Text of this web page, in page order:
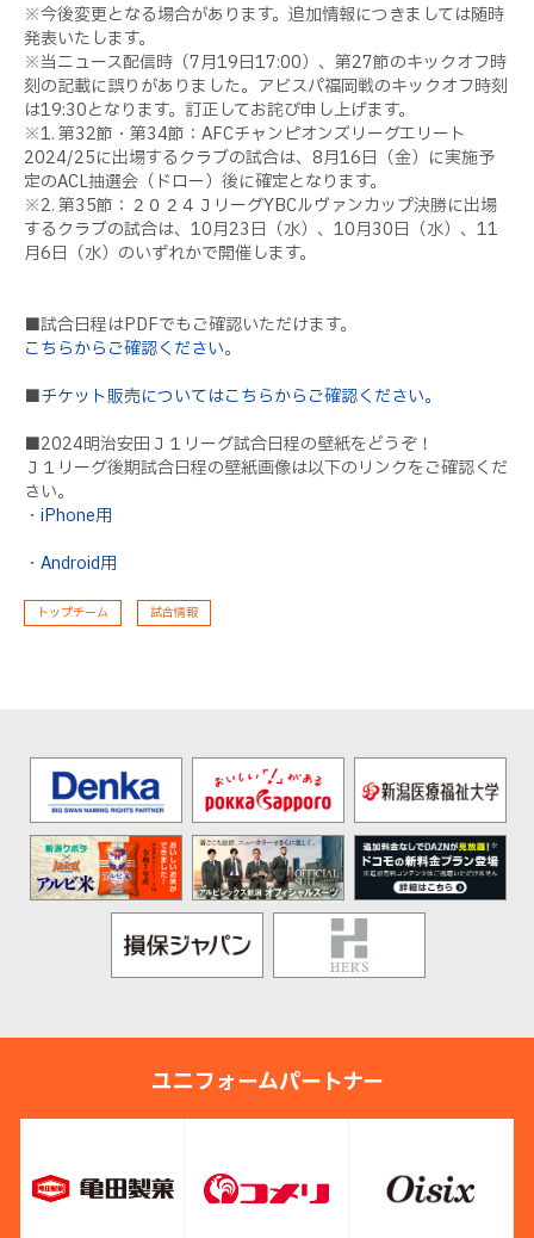
※今後変更となる場合があります。追加情報につきましては随時
発表いたします。
※当ニュース配信時（7月19日17:00）、第27節のキックオフ時
刻の記載に誤りがありました。アビスパ福岡戦のキックオフ時刻
は19:30となります。訂正してお詫び申し上げます。
※1. 第32節・第34節：AFCチャンピオンズリーグエリート
2024/25に出場するクラブの試合は、8月16日（金）に実施予
定のACL抽選会（ドロー）後に確定となります。
※2. 第35節：２０２４ＪリーグYBCルヴァンカップ決勝に出場
するクラブの試合は、10月23日（水）、10月30日（水）、11
月6日（水）のいずれかで開催します。
■試合日程はPDFでもご確認いただけます。
こちらからご確認ください。
■チケット販売についてはこちらからご確認ください。
■2024明治安田Ｊ１リーグ試合日程の壁紙をどうぞ！
Ｊ１リーグ後期試合日程の壁紙画像は以下のリンクをご確認くだ
さい。
・ iPhone用
・ Android用
トップチーム 試合情報
ユニフォームパートナー